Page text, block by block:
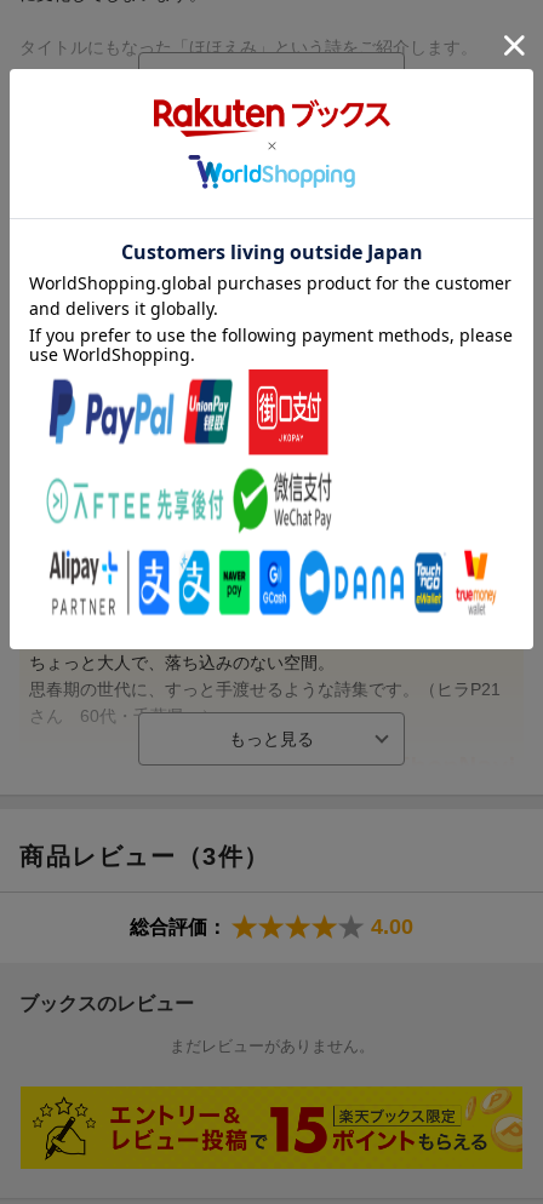
タイトルにもなった「ほほえみ」という詩をご紹介します。
カレーライスには福神漬け
ライオンには縞馬
富士山には月見草
塀には落書
やくざには唐獅子牡丹
花見にはけんか
雪にはカラス
五寸釘には藁人形
ほほえみ には ほほえみ
ほほえみ／地下水／海で／しかられた神さま／風呂屋／わが愛す
るチャップリンが
花／あずき／言葉／少女の海／音／動物たちの恐ろしい夢のなか
に／記憶
にじ
純白の／手紙／すず／こちら側と向う側／どうかして／しずく／
秋／長いもの
へそ／ちちんぷいぷい／たんぽぽ／海／へび／さつきのこいのぼ
り／詩は たぶん
りうた…全48編
内容紹介（「BOOK」データベースより）
目次（「BOOK」データベースより）
ほほえみ／地下水／海で／しかられた神さま／風呂屋／わが愛す
るチャップリンが／花／あずき／言葉／少女の海〔ほか〕
内容紹介（情報提供：絵本ナビ）
何より、タイトルになっている「ほほえみにはほほえみ」の詩
にうっとりしてしまいました。
ユーモア、言葉の歯切れの良さ、軽快さ…、感性の世界にすっ
ちょっと大人で、落ち込みのない空間。
思春期の世代に、すっと手渡せるような詩集です。（ヒラP21
さん 60代・千葉県 ）
商品レビュー（3件）
総合評価： 4.00
ブックスのレビュー
まだレビューがありません。